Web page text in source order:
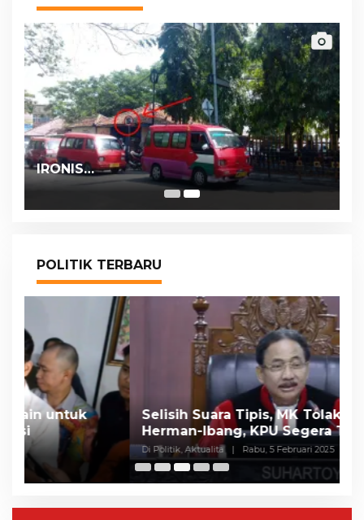
IRONIS…
POLITIK TERBARU
Selisih Suara Tipis, MK Tolak Gugatan
Herman-Ibang, KPU Segera Tetapkan
Wahyu-Ramzi
Di Politik, Aktualita Rabu, 5 Februari 2025